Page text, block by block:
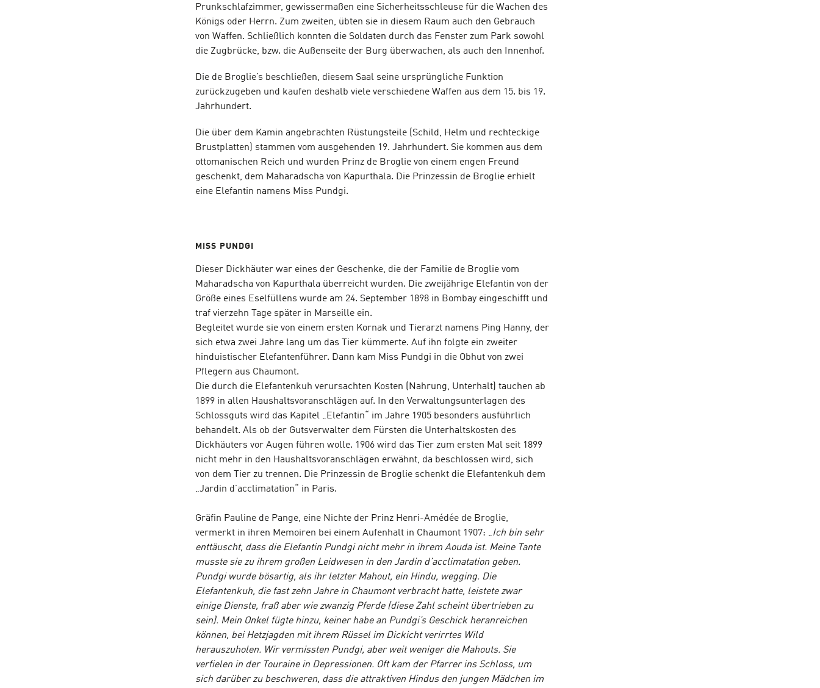
Prunkschlafzimmer, gewissermaßen eine Sicherheitsschleuse für die Wachen des
Königs oder Herrn. Zum zweiten, übten sie in diesem Raum auch den Gebrauch
von Waffen. Schließlich konnten die Soldaten durch das Fenster zum Park sowohl
die Zugbrücke, bzw. die Außenseite der Burg überwachen, als auch den Innenhof.
Die de Broglie’s beschließen, diesem Saal seine ursprüngliche Funktion
zurückzugeben und kaufen deshalb viele verschiedene Waffen aus dem 15. bis 19.
Jahrhundert.
Die über dem Kamin angebrachten Rüstungsteile (Schild, Helm und rechteckige
Brustplatten) stammen vom ausgehenden 19. Jahrhundert. Sie kommen aus dem
ottomanischen Reich und wurden Prinz de Broglie von einem engen Freund
geschenkt, dem Maharadscha von Kapurthala. Die Prinzessin de Broglie erhielt
eine Elefantin namens Miss Pundgi.
MISS PUNDGI
Dieser Dickhäuter war eines der Geschenke, die der Familie de Broglie vom
Maharadscha von Kapurthala überreicht wurden. Die zweijährige Elefantin von der
Größe eines Eselfüllens wurde am 24. September 1898 in Bombay eingeschifft und
traf vierzehn Tage später in Marseille ein.
Begleitet wurde sie von einem ersten Kornak und Tierarzt namens Ping Hanny, der
sich etwa zwei Jahre lang um das Tier kümmerte. Auf ihn folgte ein zweiter
hinduistischer Elefantenführer. Dann kam Miss Pundgi in die Obhut von zwei
Pflegern aus Chaumont.
Die durch die Elefantenkuh verursachten Kosten (Nahrung, Unterhalt) tauchen ab
1899 in allen Haushaltsvoranschlägen auf. In den Verwaltungsunterlagen des
Schlossguts wird das Kapitel „Elefantin“ im Jahre 1905 besonders ausführlich
behandelt. Als ob der Gutsverwalter dem Fürsten die Unterhaltskosten des
Dickhäuters vor Augen führen wolle. 1906 wird das Tier zum ersten Mal seit 1899
nicht mehr in den Haushaltsvoranschlägen erwähnt, da beschlossen wird, sich
von dem Tier zu trennen. Die Prinzessin de Broglie schenkt die Elefantenkuh dem
„Jardin d’acclimatation“ in Paris.
Gräfin Pauline de Pange, eine Nichte der Prinz Henri-Amédée de Broglie,
vermerkt in ihren Memoiren bei einem Aufenhalt in Chaumont 1907: „Ich bin sehr
enttäuscht, dass die Elefantin Pundgi nicht mehr in ihrem Aouda ist. Meine Tante
musste sie zu ihrem großen Leidwesen in den Jardin d’acclimatation geben.
Pundgi wurde bösartig, als ihr letzter Mahout, ein Hindu, wegging. Die
Elefantenkuh, die fast zehn Jahre in Chaumont verbracht hatte, leistete zwar
einige Dienste, fraß aber wie zwanzig Pferde (diese Zahl scheint übertrieben zu
sein). Mein Onkel fügte hinzu, keiner habe an Pundgi’s Geschick heranreichen
können, bei Hetzjagden mit ihrem Rüssel im Dickicht verirrtes Wild
herauszuholen. Wir vermissten Pundgi, aber weit weniger die Mahouts. Sie
verfielen in der Touraine in Depressionen. Oft kam der Pfarrer ins Schloss, um
sich darüber zu beschweren, dass die attraktiven Hindus den jungen Mädchen im